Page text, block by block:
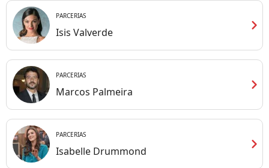
PARCERIAS
Isis Valverde chevron_right
PARCERIAS
Marcos Palmeira chevron_right
PARCERIAS
Isabelle Drummond chevron_right